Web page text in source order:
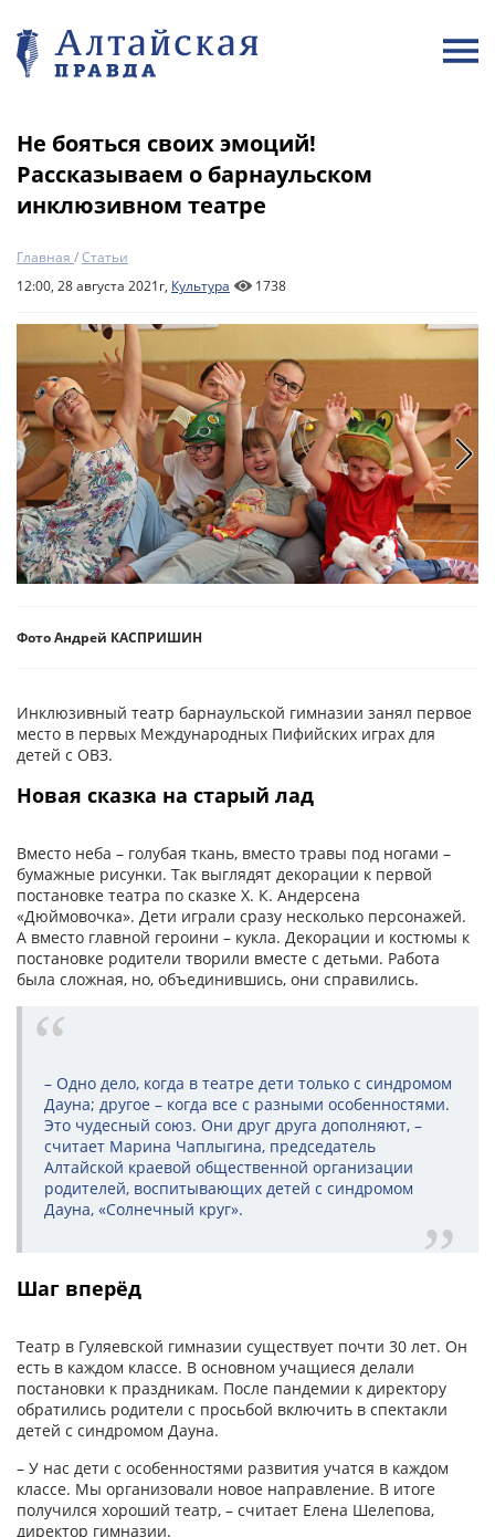
Не бояться своих эмоций!
Рассказываем о барнаульском
инклюзивном театре
Главная /Статьи
12:00, 28 августа 2021г, Культура 1738
Фото Андрей КАСПРИШИН
Инклюзивный театр барнаульской гимназии занял первое
место в первых Международных Пифийских играх для
детей с ОВЗ.
Новая сказка на старый лад
Вместо неба – голубая ткань, вместо травы под ногами –
бумажные рисунки. Так выглядят декорации к первой
постановке театра по сказке Х. К. Андерсена
«Дюймовочка». Дети играли сразу несколько персонажей.
А вместо главной героини – кукла. Декорации и костюмы к
постановке родители творили вместе с детьми. Работа
была сложная, но, объединившись, они справились.
– Одно дело, когда в театре дети только с синдромом
Дауна; другое – когда все с разными особенностями.
Это чудесный союз. Они друг друга дополняют, –
считает Марина Чаплыгина, председатель
Алтайской краевой общественной организации
родителей, воспитывающих детей с синдромом
Дауна, «Солнечный круг».
Шаг вперёд
Театр в Гуляевской гимназии существует почти 30 лет. Он
есть в каждом классе. В основном учащиеся делали
постановки к праздникам. После пандемии к директору
обратились родители с просьбой включить в спектакли
детей с синдромом Дауна.
– У нас дети с особенностями развития учатся в каждом
классе. Мы организовали новое направление. В итоге
получился хороший театр, – считает Елена Шелепова,
директор гимназии.